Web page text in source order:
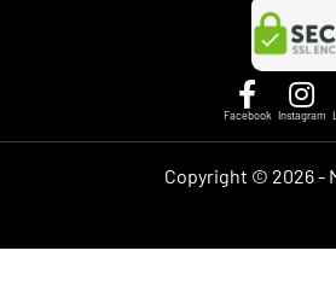
Facebook Instagram
Copyright © 2026 -